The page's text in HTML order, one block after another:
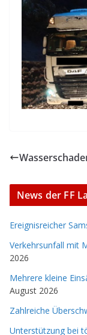
News der FF
Ereignisreicher
Verkehrsunfall mit
2026
Mehrere kleine
August 2026
Zahlreiche
Unterstützung bei